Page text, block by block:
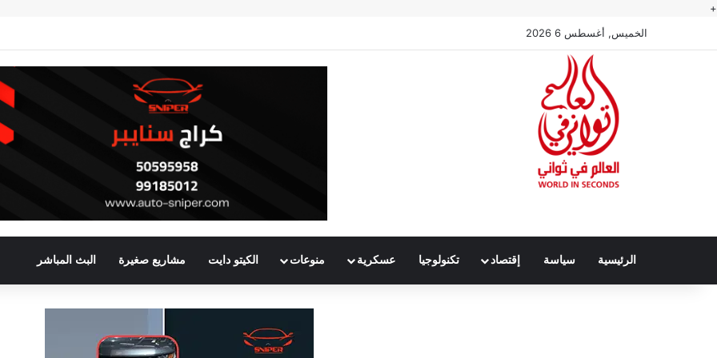
+
الخميس, أغسطس 6 2026
الرئيسية سياسة إقتصاد تكنولوجيا عسكرية منوعات الكيتو دايت مشاريع صغيرة البث المباشر